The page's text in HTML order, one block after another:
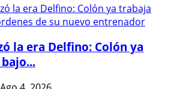
la era Delfino: Colón ya